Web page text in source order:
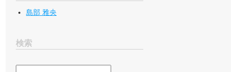
島部 雅央
検索